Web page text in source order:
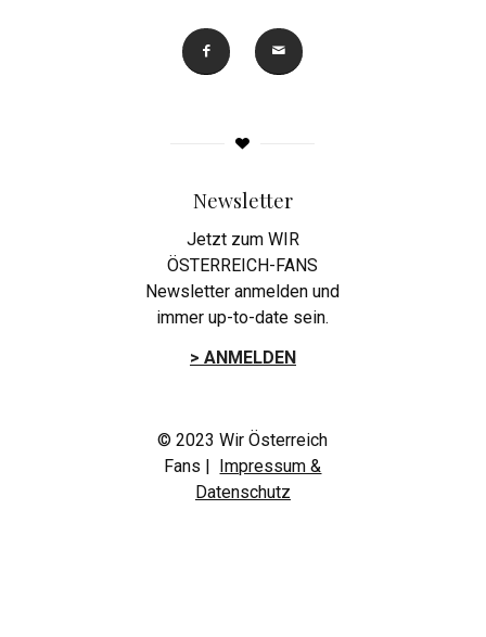
Newsletter
Jetzt zum WIR
ÖSTERREICH-FANS
Newsletter anmelden und
immer up-to-date sein.
> ANMELDEN
© 2023 Wir Österreich
Fans |
Impressum &
Datenschutz